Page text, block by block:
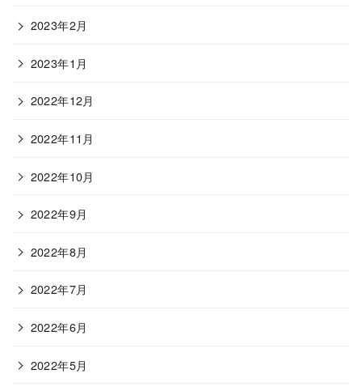
2023年2月
2023年1月
2022年12月
2022年11月
2022年10月
2022年9月
2022年8月
2022年7月
2022年6月
2022年5月